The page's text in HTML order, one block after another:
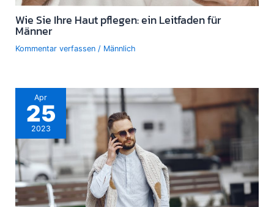
Wie Sie Ihre Haut pflegen: ein Leitfaden für
Männer
Kommentar verfassen / Männlich
Apr
25
2023